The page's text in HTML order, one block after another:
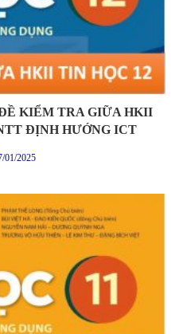
KIỂM TRA GIỮA HKII
ĐỊNH HƯỚNG ICT
01/2025